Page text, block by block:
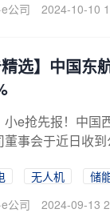
公司
2024-10-10
精选】中国
小e抢先报！中国
董事会于近日收
无人机
储
公司
2024-09-13